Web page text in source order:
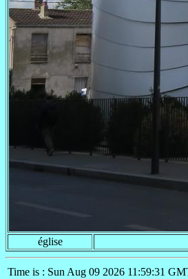
église
Time is : Sun Aug 09 2026 11:59:31